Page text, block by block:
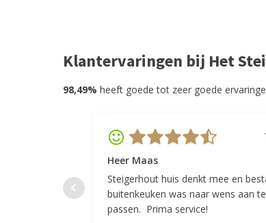
Klantervaringen bij Het
98,49% heeft goede tot zeer goede
Heer Maas
Steigerhout huis denkt mee en
buitenkeuken was naar wens aan te
passen. Prima service!